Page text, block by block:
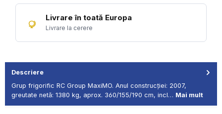
Livrare în toată Europa
Livrare la cerere
Descriere
Grup frigorific RC Group MaxiMO. Anul construcției: 2007,
greutate netă: 1380 kg, aprox. 360/155/190 cm, incl… Mai mult